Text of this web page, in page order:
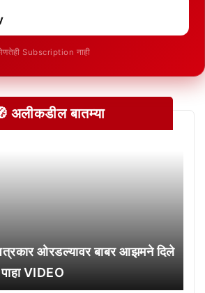
Subscription नाही
अलीकडील बातम्या
ओरडल्यावर बाबर आझमने दिले
VIDEO